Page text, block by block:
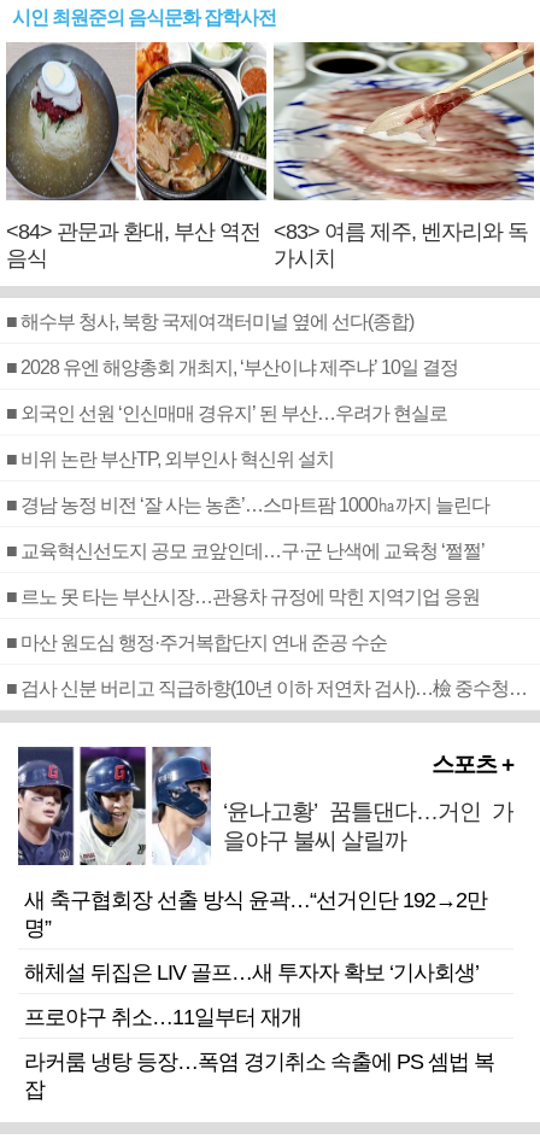
시인 최원준의 음식문화 잡학사전
<84> 관문과 환대, 부산 역전
음식
<83> 여름 제주, 벤자리와 독
가시치
■ 해수부 청사, 북항 국제여객터미널 옆에 선다(종합)
■ 2028 유엔 해양총회 개최지, ‘부산이냐 제주냐’ 10일 결정
■ 외국인 선원 ‘인신매매 경유지’ 된 부산…우려가 현실로
■ 비위 논란 부산TP, 외부인사 혁신위 설치
■ 경남 농정 비전 ‘잘 사는 농촌’…스마트팜 1000㏊까지 늘린다
■ 교육혁신선도지 공모 코앞인데…구·군 난색에 교육청 ‘쩔쩔’
■ 르노 못 타는 부산시장…관용차 규정에 막힌 지역기업 응원
■ 마산 원도심 행정·주거복합단지 연내 준공 수순
■ 검사 신분 버리고 직급하향(10년 이하 저연차 검사)…檢 중수청행 기피
스포츠 +
‘윤나고황’ 꿈틀댄다…거인 가
을야구 불씨 살릴까
새 축구협회장 선출 방식 윤곽…“선거인단 192→2만
명”
해체설 뒤집은 LIV 골프…새 투자자 확보 ‘기사회생’
프로야구 취소…11일부터 재개
라커룸 냉탕 등장…폭염 경기취소 속출에 PS 셈법 복
잡